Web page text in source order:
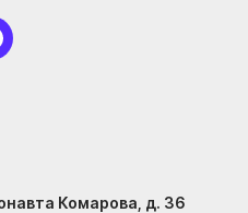
Комарова, д. 36